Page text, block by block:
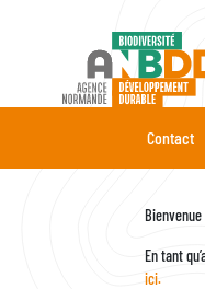
principaux
Contact
Bienvenue
En tant
ici.